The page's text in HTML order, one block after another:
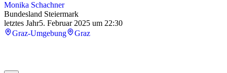
Monika Schachner
Bundesland Steiermark
letztes Jahr5. Februar 2025 um 22:30
Graz-Umgebung
Graz